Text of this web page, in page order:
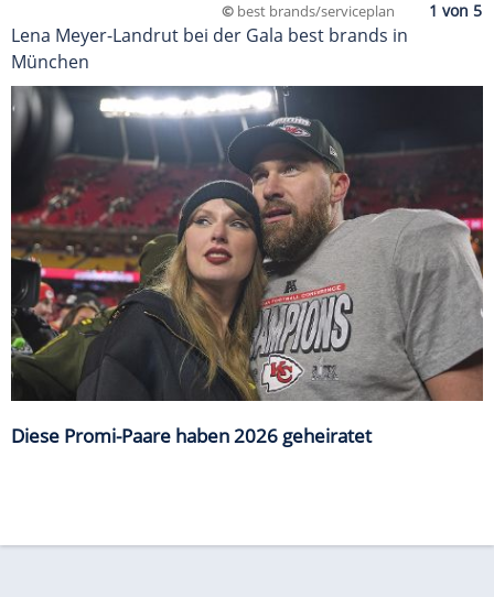
© best brands/serviceplan
Lena Meyer-Landrut bei der Gala best brands in
München
Diese Promi-Paare haben 2026 geheiratet